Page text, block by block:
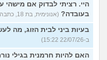
היי. רציתי לבדוק אם מישהי
בעובדה? (אנונימית, בת 18, כתבה ב-22/07/26 15:31)
בעיות ביני לבית הזוג, מה
ב-22/07/26 15:22)
האם להיות חרמנית בגילי